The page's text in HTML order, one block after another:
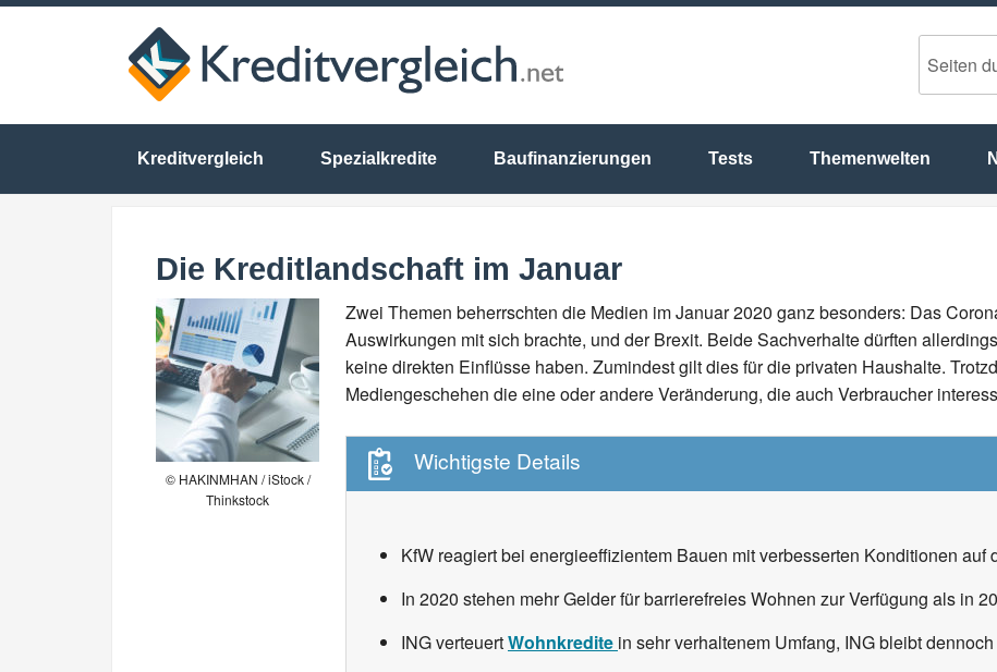
Kreditvergleich Spezialkredite Baufinanzierungen Tests Themenwelten
Die Kreditlandschaft im Januar
© HAKINMHAN / iStock /
Thinkstock
Zwei Themen beherrschten die Medien im Januar 2020 ganz besonders: Das
Auswirkungen mit sich brachte, und der Brexit. Beide Sachverhalte dürften
keine direkten Einflüsse haben. Zumindest gilt dies für die privaten Haushalte.
Mediengeschehen die eine oder andere Veränderung, die auch Verbraucher
Wichtigste Details
KfW reagiert bei energieeffizientem Bauen mit verbesserten Konditionen
In 2020 stehen mehr Gelder für barrierefreies Wohnen zur Verfügung als in
ING verteuertWohnkredite in sehr verhaltenem Umfang, ING bleibt